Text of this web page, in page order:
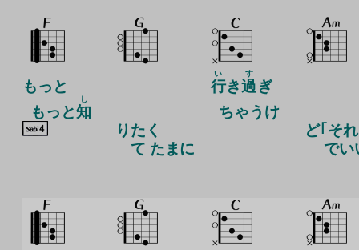
もっと
もっと知
し
りたく
て たまに
行
い
き過
す
ぎ
ちゃうけ
ど｢それ
でい